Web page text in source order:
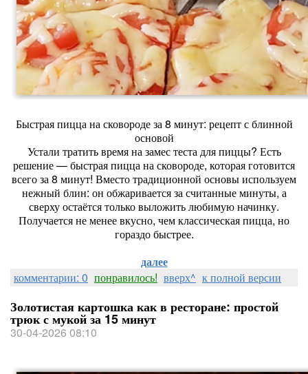
Быстрая пицца на сковороде за 8 минут: рецепт с блинной
основой
Устали тратить время на замес теста для пиццы? Есть
решение — быстрая пицца на сковороде, которая готовится
всего за 8 минут! Вместо традиционной основы используем
нежный блин: он обжаривается за считанные минуты, а
сверху остаётся только выложить любимую начинку.
Получается не менее вкусно, чем классическая пицца, но
гораздо быстрее.
далее
комментарии: 0 понравилось! вверх^ к полной версии
Золотистая картошка как в ресторане: простой
трюк с мукой за 15 минут
30-04-2026 08:10